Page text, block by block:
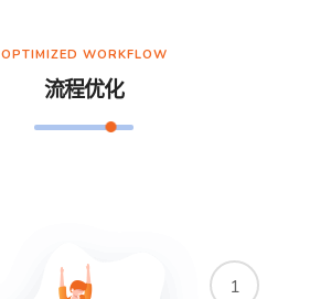
OPTIMIZED WORKFLOW
流程优化
1